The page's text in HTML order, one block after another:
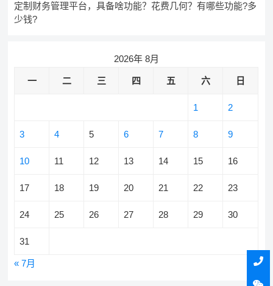
定制财务管理平台，具备啥功能？花费几何？有哪些功能?多
少钱?
2026年 8月
一 二 三 四 五 六 日
1 2
3 4 5 6 7 8 9
10 11 12 13 14 15 16
17 18 19 20 21 22 23
24 25 26 27 28 29 30
31
« 7月